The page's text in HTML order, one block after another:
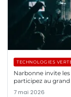
TECHNOLOGIES
Narbonne invite
participez au
7 mai 2026